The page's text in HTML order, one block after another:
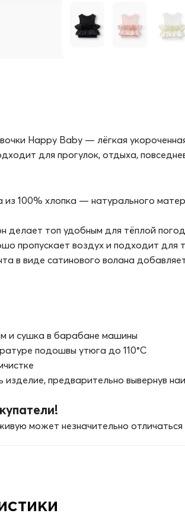
Happy Baby — лёгкая
для прогулок, отдыха,
из 100% хлопка — натурального
делает топ удобным для тёплой
пропускает воздух и подходит для
в виде сатинового волана
и сушка в барабане машины
подошвы утюга до 110°C
изделие, предварительно вывернув
может незначительно